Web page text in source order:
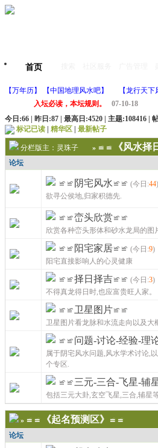
首页
【万年历】 【中国地理风水吧】
【龙行天下
入坛必读，本坛规则。
07-10-18
今日:66 | 昨日:87 | 最高日:4520 | 主题:108416 |
标记已读
精华区 最新帖子
分栏版主： 灵珠子 » ≌≌《风水择
论坛
≌≌阴宅风水≌≌ (今日:44)
欲寻公侯地,归家积德先.
≌≌峦头欣赏≌≌
欣赏各种峦头形体和砂水龙局的图
≌≌阳宅家居≌≌ (今日:9)
阳宅直接影响人的心灵健康
≌≌择日择吉≌≌ (今日:3)
不得真龙得日时,也应富贵旺人家。
≌≌卫星图片≌≌
卫星图片看龙脉和水流走向以及大
≌≌问题-讨论-经验-理
属于阴宅风水问题,风水学术讨论,
个专区.
≌≌三元-三合-飞星-辅
包括三元大卦,玄空飞星,三合,辅星
» ≌≌《起名预测区》≌≌
论坛